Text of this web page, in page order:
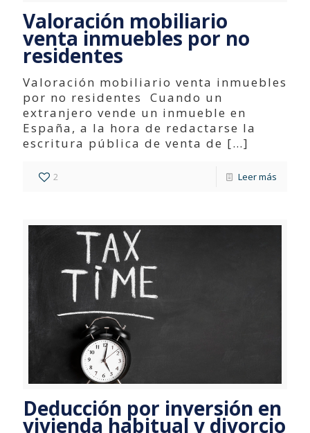
Valoración mobiliario
venta inmuebles por no
residentes
Valoración mobiliario venta inmuebles
por no residentes Cuando un
extranjero vende un inmueble en
España, a la hora de redactarse la
escritura pública de venta de […]
2 Leer más
Deducción por inversión en
vivienda habitual y divorcio